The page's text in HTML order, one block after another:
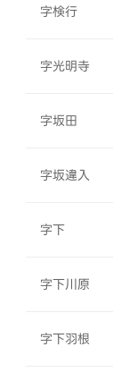
字検行
字光明寺
字坂田
字坂違入
字下
字下川原
字下羽根